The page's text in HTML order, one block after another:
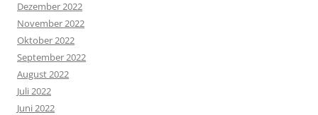
Dezember 2022
November 2022
Oktober 2022
September 2022
August 2022
Juli 2022
Juni 2022